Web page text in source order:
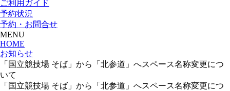
ご利用ガイド
予約状況
予約・お問合せ
MENU
HOME
お知らせ
「国立競技場 そば」から「北参道」へスペース名称変更につ
いて
「国立競技場 そば」から「北参道」へスペース名称変更につ